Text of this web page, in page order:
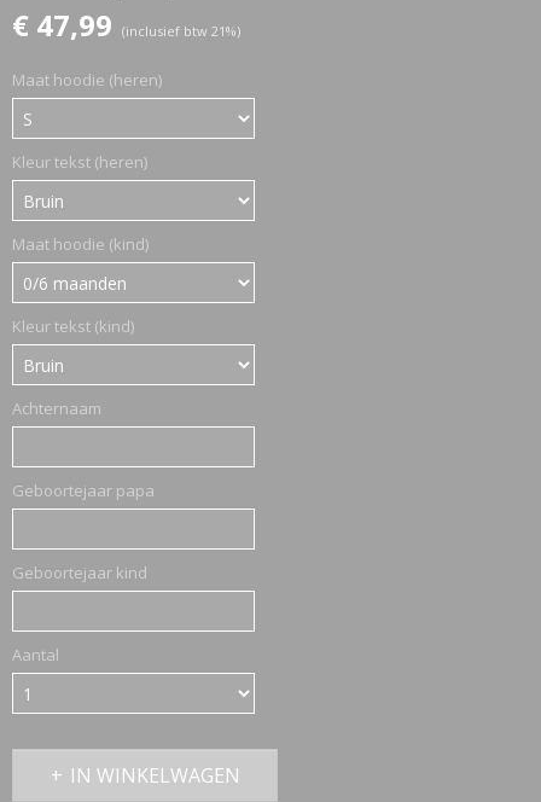
€ 47,99 (inclusief btw 21%)
Maat hoodie (heren)
Kleur tekst (heren)
Maat hoodie (kind)
Kleur tekst (kind)
Achternaam
Geboortejaar papa
Geboortejaar kind
Aantal
IN WINKELWAGEN